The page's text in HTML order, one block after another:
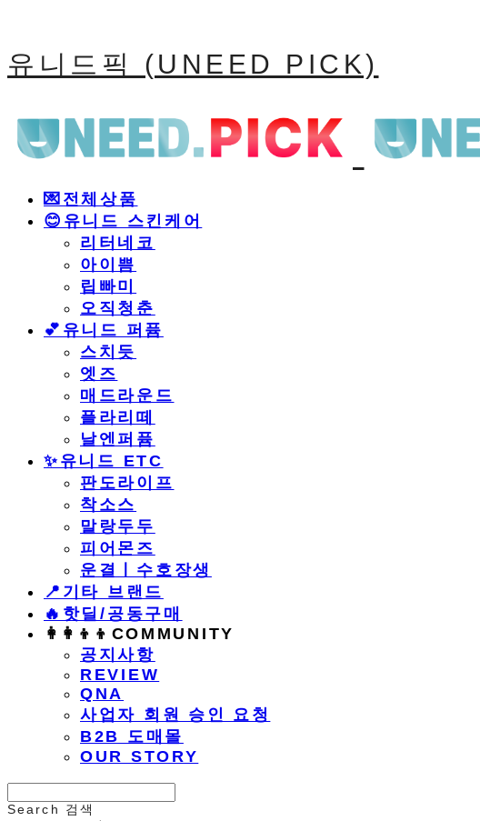
유니드픽 (UNEED PICK)
💌전체상품
😊유니드 스킨케어
리터네코
아이쁨
립빠미
오직청춘
💕유니드 퍼퓸
스치듯
엣즈
매드라운드
플라리떼
날엔퍼퓸
​✨유니드 ETC
판도라이프
착소스
말랑두두
피어몬즈
운결ㅣ수호장생
📍기타 브랜드
🔥핫딜/공동구매
👩‍👩‍👦‍👦COMMUNITY
공지사항
REVIEW
QNA
사업자 회원 승인 요청
B2B 도매몰
OUR STORY
Search
검색